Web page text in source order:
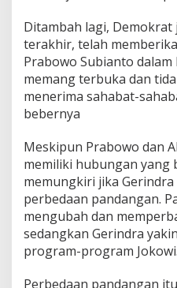
Ditambah lagi, Demokrat
terakhir, telah
Prabowo Subianto dalam
memang terbuka dan
menerima sahabat-
bebernya
Meskipun Prabowo dan
memiliki hubungan yang
memungkiri jika
perbedaan pandangan.
mengubah dan
sedangkan Gerindra
program-program Jokowi.
Perbedaan pandangan